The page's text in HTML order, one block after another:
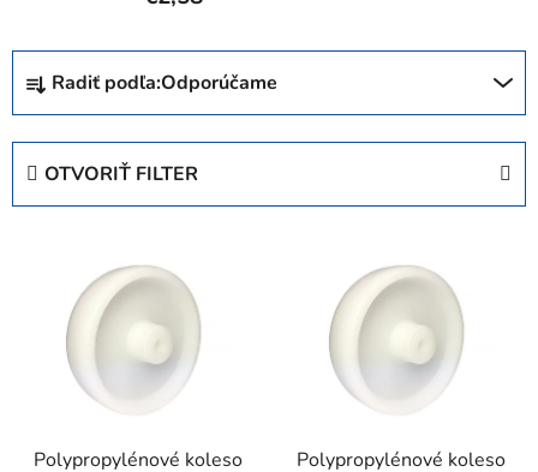
R
d
Radiť podľa:Odporúčame
OTVORIŤ FILTER
Polypropylénové koleso
Polypropylénové koleso